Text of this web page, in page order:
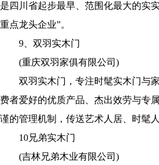
是四川省起步最早、范围化最大的实
重点龙头企业”。
9、双羽实木门
(重庆双羽家俱有限公司)
双羽实木门，专注时髦实木门与家
费者爱好的优质产品、杰出效劳与专
谨的管理机制，传送艺术人居、时髦
10兄弟实木门
(吉林兄弟木业有限公司)